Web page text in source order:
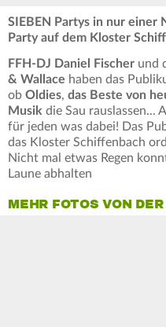
SIEBEN Partys in nur einer
Party auf dem Kloster
FFH-DJ Daniel Fischer und
& Wallace haben das
ob Oldies, das Beste von
Musik die Sau rauslassen...
für jeden was dabei! Das
das Kloster Schiffenbach
Nicht mal etwas Regen
Laune abhalten
MEHR FOTOS VON